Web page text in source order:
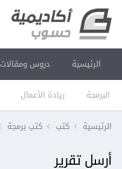
الرئيسية دروس ومقالات
البرمجة ريادة الأعمال
الرئيسية كتب كتب برمجة
أرسل تقرير